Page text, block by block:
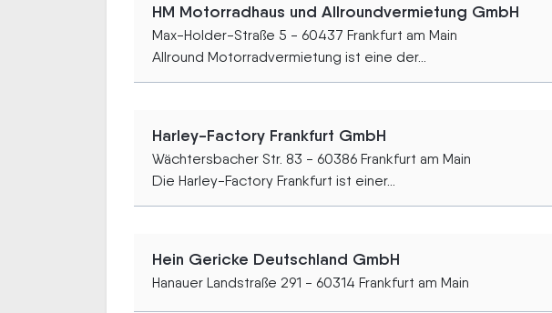
HM Motorradhaus und Allroundvermietung GmbH
Max-Holder-Straße 5 - 60437 Frankfurt am Main
Allround Motorradvermietung ist eine der...
Harley-Factory Frankfurt GmbH
Wächtersbacher Str. 83 - 60386 Frankfurt am Main
Die Harley-Factory Frankfurt ist einer...
Hein Gericke Deutschland GmbH
Hanauer Landstraße 291 - 60314 Frankfurt am Main